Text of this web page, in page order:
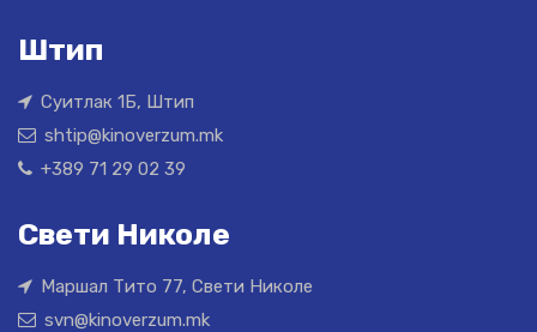
Штип
Суитлак 1Б, Штип
shtip@kinoverzum.mk
+389 71 29 02 39
Свети Николе
Маршал Тито 77, Свети Николе
svn@kinoverzum.mk